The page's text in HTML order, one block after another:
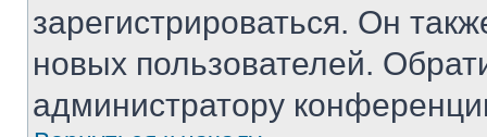
зарегистрироваться. Он
новых пользователей.
администратору